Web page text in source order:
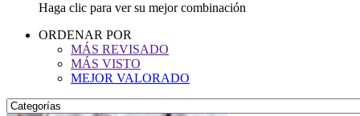
Haga clic para ver su mejor combinación
ORDENAR POR
MÁS REVISADO
MÁS VISTO
MEJOR VALORADO